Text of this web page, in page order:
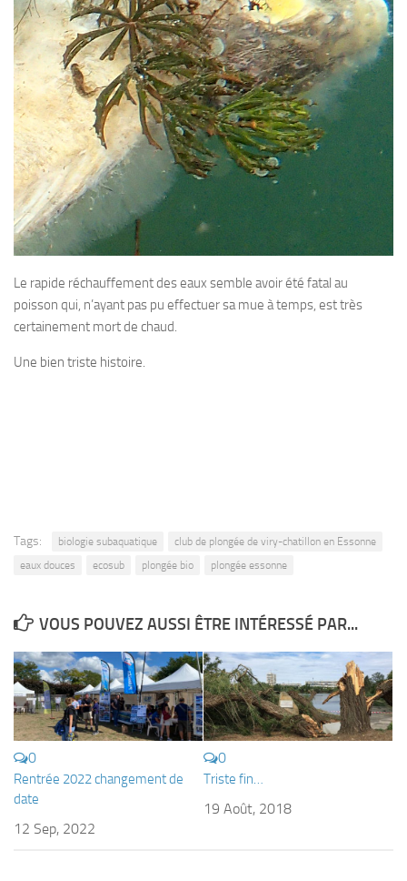
NAGE
NAP / NEV
Agenda
Les Palmes du Lac
Résultats Compétitions
MATERIEL
Section Matériel
Occasions
Le rapide réchauffement des eaux semble avoir été fatal au
poisson qui, n’ayant pas pu effectuer sa mue à temps, est très
certainement mort de chaud.
Une bien triste histoire.
Tags: biologie subaquatique
club de plongée de viry-chatillon en Essonne
eaux douces
ecosub plongée bio plongée essonne
VOUS POUVEZ AUSSI ÊTRE INTÉRESSÉ PAR...
0
Rentrée 2022 changement de
date
12 Sep, 2022
0
Triste fin…
19 Août, 2018